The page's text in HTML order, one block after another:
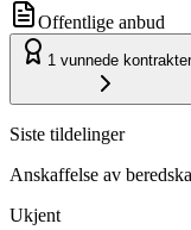
Offentlige anbud
1 vunnede kontrakter
Siste tildelinger
Anskaffelse av
Ukjent